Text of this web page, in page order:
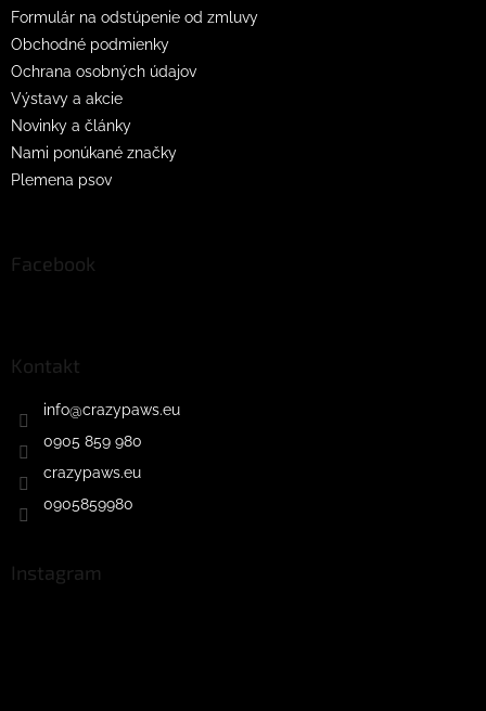
Formulár na odstúpenie od zmluvy
Obchodné podmienky
Ochrana osobných údajov
Výstavy a akcie
Novinky a články
Nami ponúkané značky
Plemena psov
Facebook
Kontakt
info@crazypaws.eu
0905 859 980
crazypaws.eu
0905859980
Instagram